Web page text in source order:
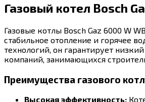
Газовый котел Bosch
Газовые котлы Bosch Gaz 6000 W
стабильное отопление и горячее
технологий, он гарантирует
компаний, занимающихся
Преимущества газового
Высокая эффективность: